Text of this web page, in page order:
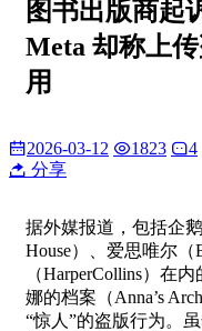
图书出版商起
Meta 却称上
用
2026-03-12 1823
4
分享
据外媒报道，包括企
House）、爱思唯尔
（HarperCollins）在
娜的档案（Anna’s
“惊人”的盗版行为。